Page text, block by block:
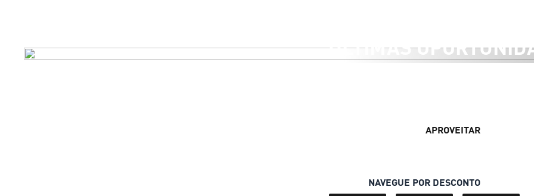
ÚLTIMAS
APROVEITAR
NAVEGUE POR DESCONTO